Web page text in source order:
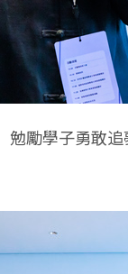
勉勵學子勇敢